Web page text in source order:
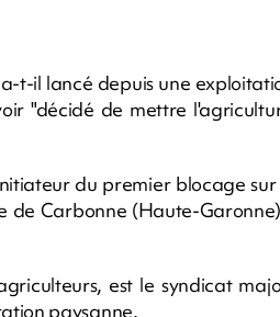
t-il lancé depuis une
"décidé de mettre
du premier blocage sur
de Carbonne (Haute-
est le syndicat
paysanne.